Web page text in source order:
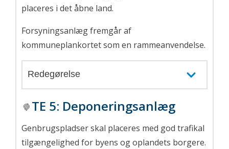
placeres i det åbne land.
Forsyningsanlæg fremgår af
kommuneplankortet som en rammeanvendelse.
Redegørelse
TE 5: Deponeringsanlæg
Genbrugspladser skal placeres med god trafikal
tilgængelighed for byens og oplandets borgere.